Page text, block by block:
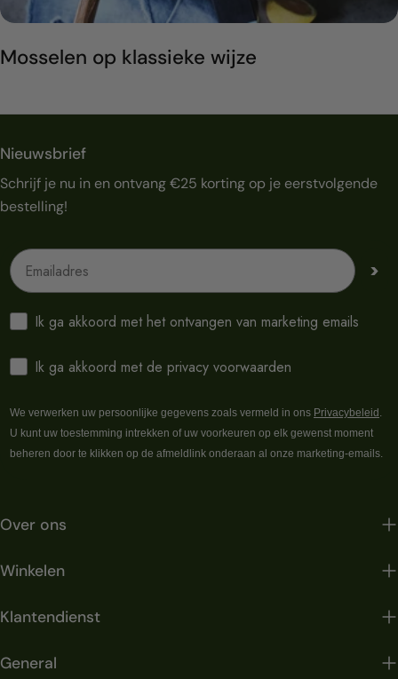
Mosselen op klassieke wijze
Over ons
Winkelen
Klantendienst
General
Nieuwsbrief
Schrijf je nu in en ontvang €25 korting op je eerstvolgende
bestelling!
Emailadres
>
Ik ga akkoord met het ontvangen van marketing emails
Ik ga akkoord met de privacy voorwaarden
We verwerken uw persoonlijke gegevens zoals vermeld in ons Privacybeleid .
U kunt uw toestemming intrekken of uw voorkeuren op elk gewenst moment
beheren door te klikken op de afmeldlink onderaan al onze marketing-emails.